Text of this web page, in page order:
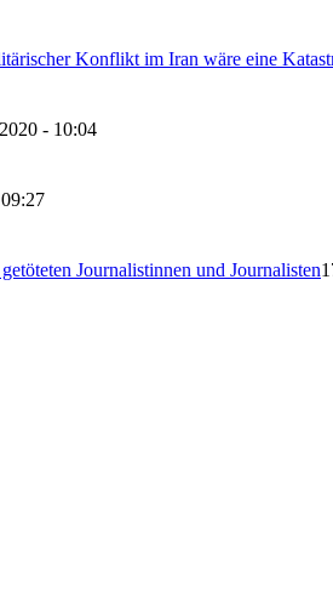
Konflikt im Iran wäre eine
- 10:04
Journalistinnen und Journalisten